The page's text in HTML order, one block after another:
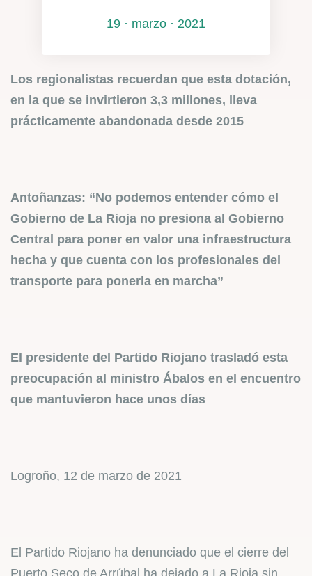
19 · marzo · 2021
Los regionalistas recuerdan que esta dotación,
en la que se invirtieron 3,3 millones, lleva
prácticamente abandonada desde 2015
Antoñanzas: “No podemos entender cómo el
Gobierno de La Rioja no presiona al Gobierno
Central para poner en valor una infraestructura
hecha y que cuenta con los profesionales del
transporte para ponerla en marcha”
El presidente del Partido Riojano trasladó esta
preocupación al ministro Ábalos en el encuentro
que mantuvieron hace unos días
Logroño, 12 de marzo de 2021
El Partido Riojano ha denunciado que el cierre del
Puerto Seco de Arrúbal ha dejado a La Rioja sin